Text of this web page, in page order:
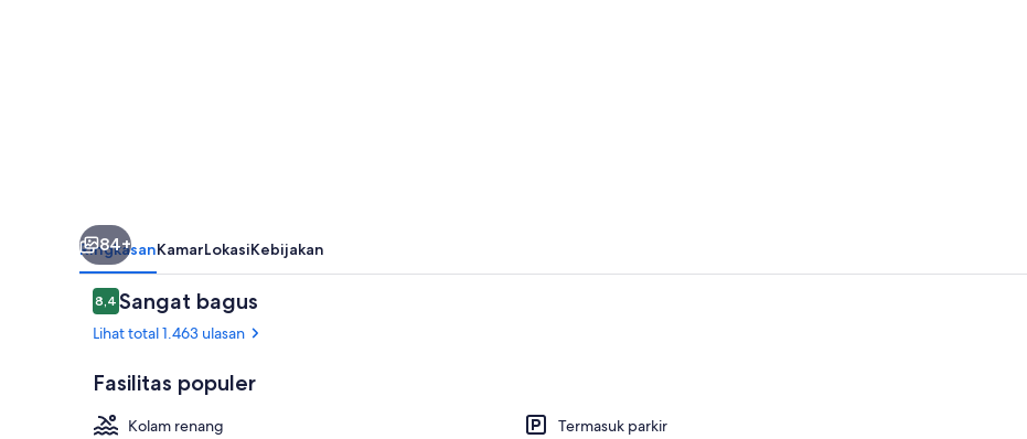
84+
RingkasanKamarLokasiKebijakan
Ulasan
8,48,4 dari 10
Sangat bagus
Lihat total 1.463 ulasan
Fasilitas populer
Kolam renang
Termasuk parkir